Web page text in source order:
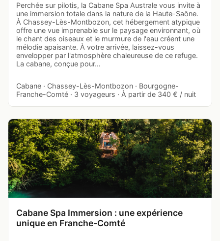
Perchée sur pilotis, la Cabane Spa Australe vous invite à
une immersion totale dans la nature de la Haute-Saône.
À Chassey-Lès-Montbozon, cet hébergement atypique
offre une vue imprenable sur le paysage environnant, où
le chant des oiseaux et le murmure de l'eau créent une
mélodie apaisante. À votre arrivée, laissez-vous
envelopper par l'atmosphère chaleureuse de ce refuge.
La cabane, conçue pour…
Cabane · Chassey-Lès-Montbozon · Bourgogne-
Franche-Comté · 3 voyageurs · À partir de 340 € / nuit
Cabane Spa Immersion : une expérience
unique en Franche-Comté